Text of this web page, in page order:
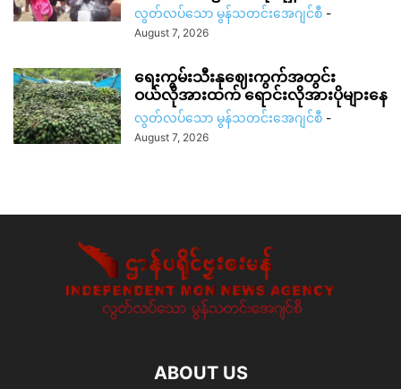
လွတ်လပ်သော မွန်သတင်းအေဂျင်စီ -
August 7, 2026
ရေးကွမ်းသီးနုဈေးကွက်အတွင်း
ဝယ်လိုအားထက် ရောင်းလိုအားပိုများနေ
လွတ်လပ်သော မွန်သတင်းအေဂျင်စီ -
August 7, 2026
ABOUT US